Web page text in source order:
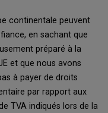
continentale peuvent
en sachant que
préparé à la
et que nous avons
à payer de droits
par rapport aux
TVA indiqués lors de la